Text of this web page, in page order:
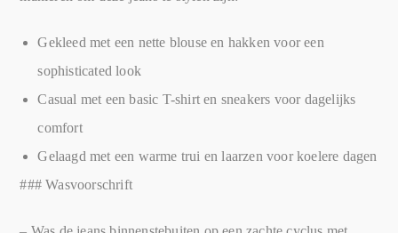
Gekleed met een nette blouse en hakken voor een
sophisticated look
Casual met een basic T-shirt en sneakers voor dagelijks
comfort
Gelaagd met een warme trui en laarzen voor koelere dagen
### Wasvoorschrift